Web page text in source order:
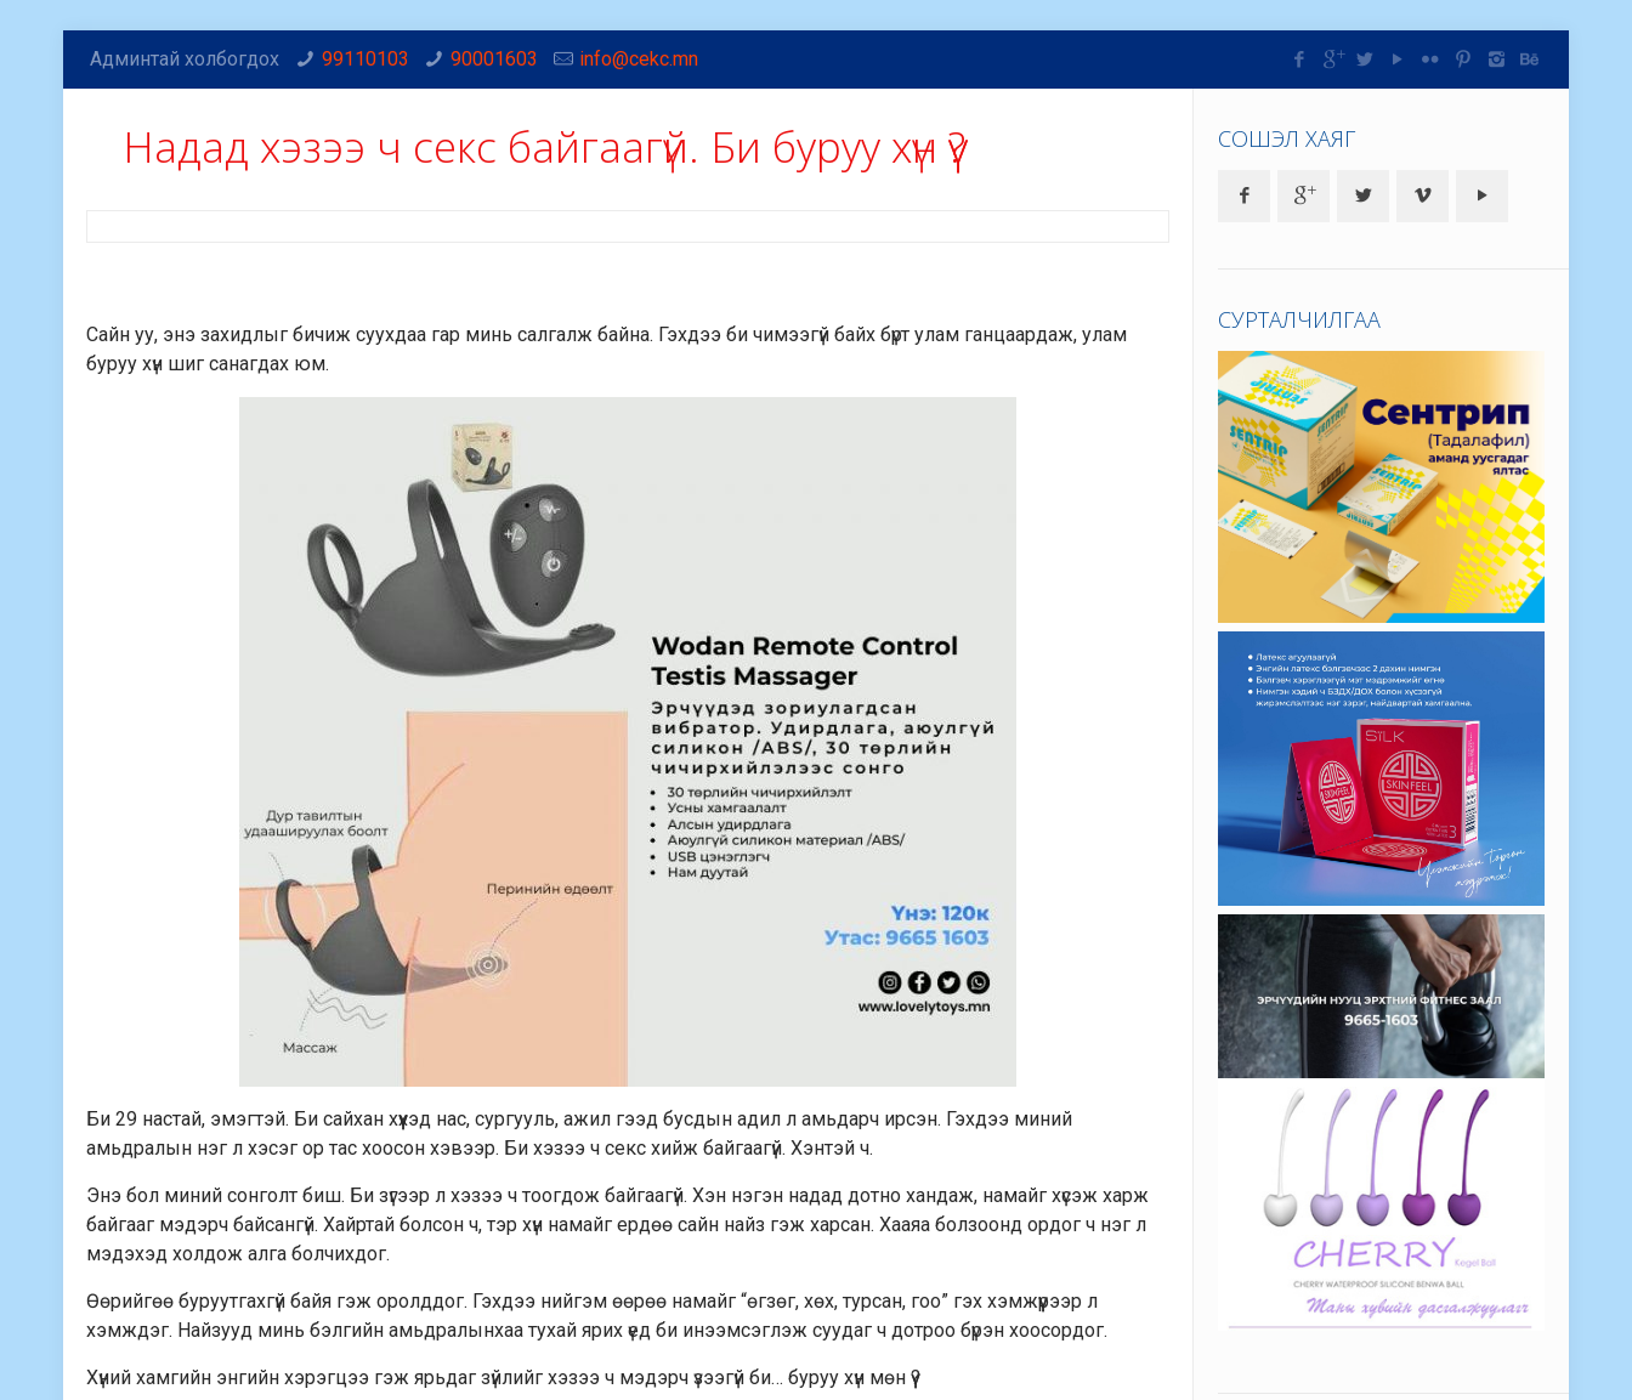
Админтай холбогдох 99110103 90001603 info@cekc.mn
Надад хэзээ ч секс байгаагүй. Би буруу хүн үү?
Сайн уу, энэ захидлыг бичиж суухдаа гар минь салгалж байна. Гэхдээ би чимээгүй байх бүрт улам ганцаардаж, улам
буруу хүн шиг санагдах юм.
Би 29 настай, эмэгтэй. Би сайхан хүүхэд нас, сургууль, ажил гээд бусдын адил л амьдарч ирсэн. Гэхдээ миний
амьдралын нэг л хэсэг ор тас хоосон хэвээр. Би хэзээ ч секс хийж байгаагүй. Хэнтэй ч.
Энэ бол миний сонголт биш. Би зүгээр л хэзээ ч тоогдож байгаагүй. Хэн нэгэн надад дотно хандаж, намайг хүсэж харж
байгааг мэдэрч байсангүй. Хайртай болсон ч, тэр хүн намайг ердөө сайн найз гэж харсан. Хааяа болзоонд ордог ч нэг л
мэдэхэд холдож алга болчихдог.
Өөрийгөө буруутгахгүй байя гэж оролддог. Гэхдээ нийгэм өөрөө намайг “өгзөг, хөх, турсан, гоо” гэх хэмжүүрээр л
хэмждэг. Найзууд минь бэлгийн амьдралынхаа тухай ярих үед би инээмсэглэж суудаг ч дотроо бүрэн хоосордог.
Хүний хамгийн энгийн хэрэгцээ гэж ярьдаг зүйлийг хэзээ ч мэдэрч үзээгүй би… буруу хүн мөн үү?
СОШЭЛ ХАЯГ
СУРТАЛЧИЛГАА